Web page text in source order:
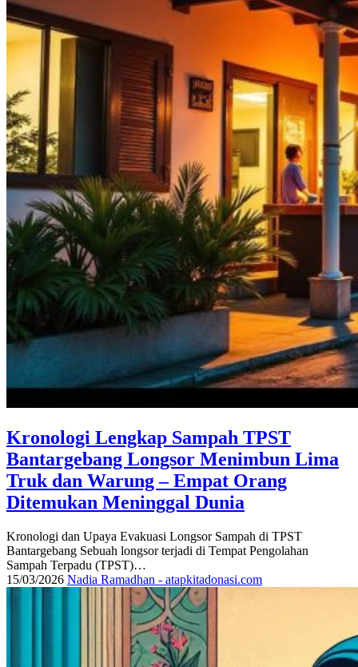
Kronologi Lengkap Sampah TPST
Bantargebang Longsor Menimbun Lima
Truk dan Warung – Empat Orang
Ditemukan Meninggal Dunia
Kronologi dan Upaya Evakuasi Longsor Sampah di TPST
Bantargebang Sebuah longsor terjadi di Tempat Pengolahan
Sampah Terpadu (TPST)…
15/03/2026 Nadia Ramadhan - atapkitadonasi.com